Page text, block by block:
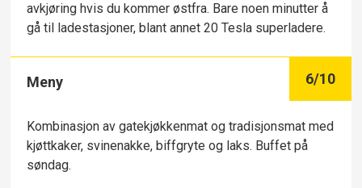
avkjøring hvis du kommer østfra. Bare noen minutter å
gå til ladestasjoner, blant annet 20 Tesla superladere.
Meny 6/10
Kombinasjon av gatekjøkkenmat og tradisjonsmat med
kjøttkaker, svinenakke, biffgryte og laks. Buffet på
søndag.